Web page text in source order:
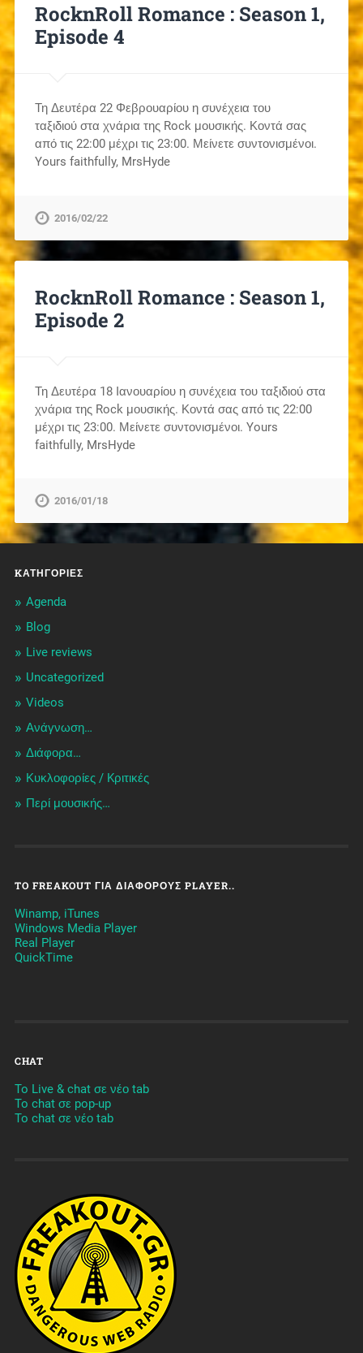
RocknRoll Romance : Season 1,
Episode 4
Τη Δευτέρα 22 Φεβρουαρίου η συνέχεια του
ταξιδιού στα χνάρια της Rock μουσικής. Κοντά σας
από τις 22:00 μέχρι τις 23:00. Μείνετε συντονισμένοι.
Yours faithfully, MrsHyde
2016/02/22
RocknRoll Romance : Season 1,
Episode 2
Τη Δευτέρα 18 Ιανουαρίου η συνέχεια του ταξιδιού στα
χνάρια της Rock μουσικής. Κοντά σας από τις 22:00
μέχρι τις 23:00. Μείνετε συντονισμένοι. Yours
faithfully, MrsHyde
2016/01/18
KΑΤΗΓΟΡΊΕΣ
Agenda
Blog
Live reviews
Uncategorized
Videos
Ανάγνωση…
Διάφορα…
Κυκλοφορίες / Kριτικές
Περί μουσικής…
TO FREAKOUT ΓΙΑ ΔΙΆΦΟΡΟΥΣ PLAYER..
Winamp, iTunes
Windows Media Player
Real Player
QuickTime
CHAT
To Live & chat σε νέο tab
To chat σε pop-up
To chat σε νέο tab